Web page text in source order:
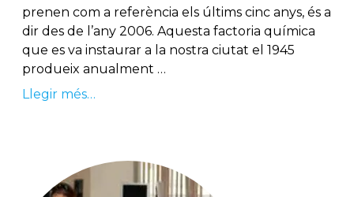
prenen com a referència els últims cinc anys, és a
dir des de l’any 2006. Aquesta factoria química
que es va instaurar a la nostra ciutat el 1945
produeix anualment …
Llegir més…